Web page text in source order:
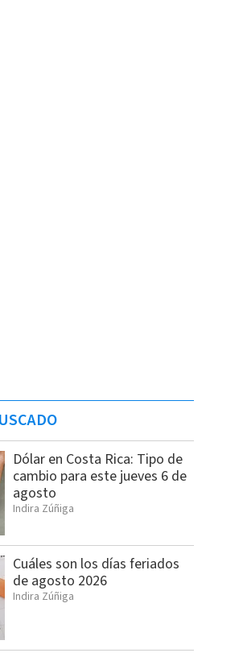
Dólar en Costa Rica: Tipo de
cambio para este jueves 6 de
agosto
Indira Zúñiga
Cuáles son los días feriados
de agosto 2026
Indira Zúñiga